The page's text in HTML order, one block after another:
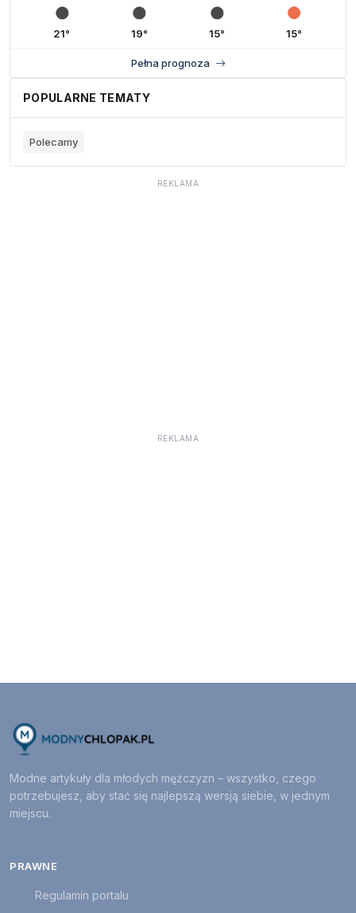
21° 19° 15° 15°
Pełna prognoza
POPULARNE TEMATY
Polecamy
REKLAMA
REKLAMA
Modne artykuły dla młodych mężczyzn – wszystko, czego
potrzebujesz, aby stać się najlepszą wersją siebie, w jednym
miejscu.
PRAWNE
Regulamin portalu